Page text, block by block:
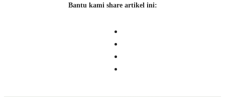
Bantu kami share artikel ini: